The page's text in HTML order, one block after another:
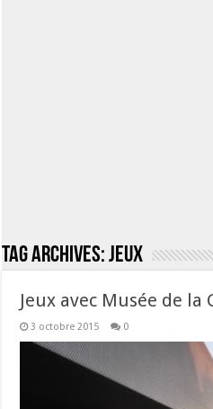
Tag Archives:jeux
Jeux avec Musée de la
3 octobre 2015 0